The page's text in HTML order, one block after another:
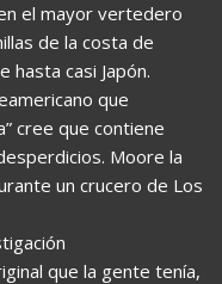
el mayor vertedero
de la costa de
hasta casi Japón.
que
cree que contiene
Moore la
un crucero de Los
que la gente tenía,